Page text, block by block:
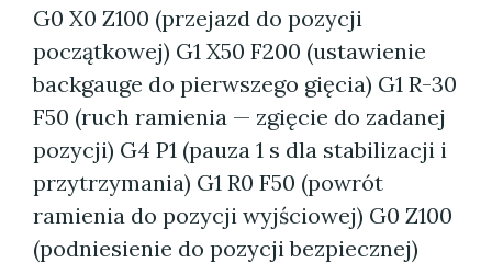
G0 X0 Z100 (przejazd do pozycji
początkowej) G1 X50 F200 (ustawienie
backgauge do pierwszego gięcia) G1 R-30
F50 (ruch ramienia — zgięcie do zadanej
pozycji) G4 P1 (pauza 1 s dla stabilizacji i
przytrzymania) G1 R0 F50 (powrót
ramienia do pozycji wyjściowej) G0 Z100
(podniesienie do pozycji bezpiecznej)